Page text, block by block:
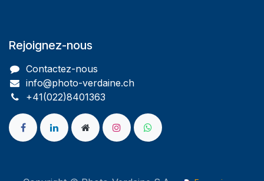
Rejoignez-nous
Contactez-nous
info@photo-verdaine.ch​
​​+41(022)8401363